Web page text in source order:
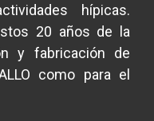
hípicas.
20 años de la
y fabricación de
como para el